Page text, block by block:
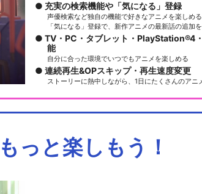
充実の検索機能や「気になる」登録
声優検索など独自の機能で好きなアニメを楽しめる
「気になる」登録で、新作アニメの最新話の追加
TV・PC・タブレット・PlayStation®4
能
自分に合った環境でいつでもアニメを楽しめる
連続再生&OPスキップ・再生速度変更
ストーリーに熱中しながら、1日にたくさんのアニ
っと楽しもう！